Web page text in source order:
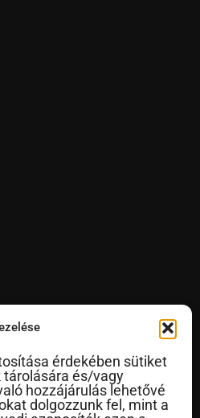
érdekében sütiket
tárolására és/vagy
hozzájárulás lehetővé
dolgozzunk fel, mint a